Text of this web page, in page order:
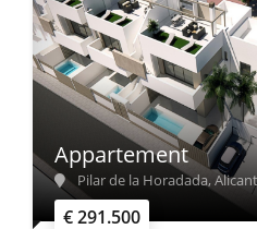
€ 291.500
Appartement
Pilar de la Horadada,